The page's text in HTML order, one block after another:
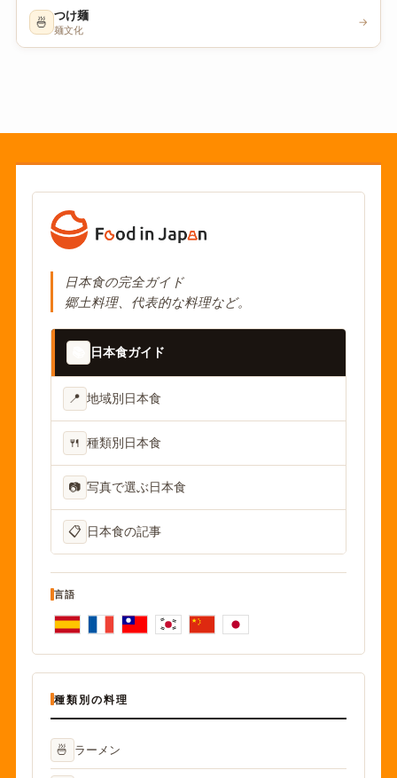
🍜 つけ麺
麺文化
→
日本食の完全ガイド
郷土料理、代表的な料理など。
日本食ガイド
📍 地域別日本食
🍴 種類別日本食
📷 写真で選ぶ日本食
📋 日本食の記事
言語
種類別の料理
🍜 ラーメン